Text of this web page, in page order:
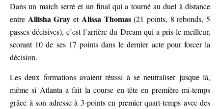
Dans un match serré et un final qui a tourné au duel à distance
entre Allisha Grayet Alissa Thomas(21 points, 8 rebonds, 5
passes décisives), c’est l’arrière du Dream qui a pris le meilleur,
scorant 10 de ses 17 points dans le dernier acte pour forcer la
décision.
Les deux formations avaient réussi à se neutraliser jusque là,
même si Atlanta a fait la course en tête en première mi-temps
grâce à son adresse à 3-points en premier quart-temps avec des